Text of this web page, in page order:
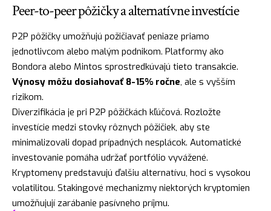
Peer-to-peer pôžičky a alternatívne investície
P2P pôžičky umožňujú požičiavať peniaze priamo
jednotlivcom alebo malým podnikom. Platformy ako
Bondora alebo Mintos sprostredkúvajú tieto transakcie.
Výnosy môžu dosiahovať 8-15% ročne, ale s vyšším
rizikom.
Diverzifikácia je pri P2P pôžičkách kľúčová. Rozložte
investície medzi stovky rôznych pôžičiek, aby ste
minimalizovali dopad prípadných nesplácok. Automatické
investovanie pomáha udržať portfólio vyvážené.
Kryptomeny predstavujú ďalšiu alternatívu, hoci s vysokou
volatilitou. Stakingové mechanizmy niektorých kryptomien
umožňujují zarábanie pasívneho príjmu.